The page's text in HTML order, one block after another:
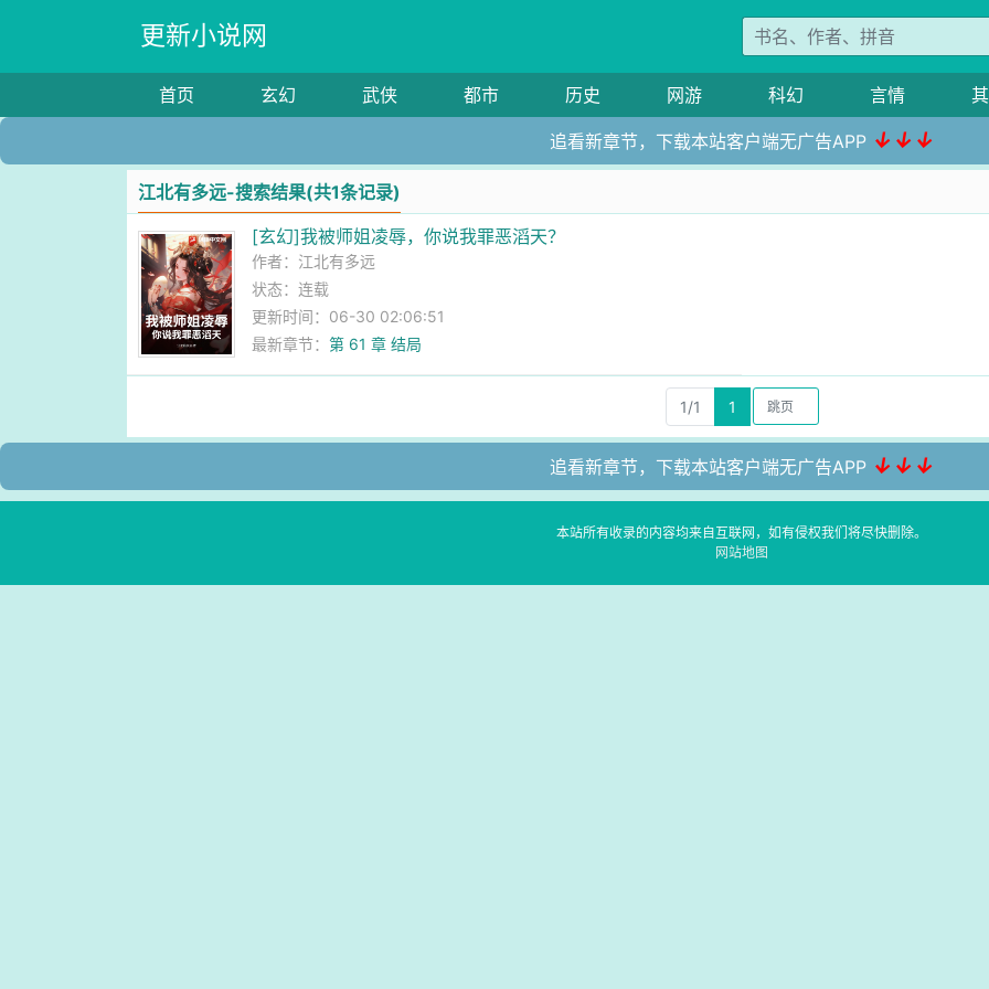
更新小说网
首页 玄幻 武侠 都市 历史 网游 科幻 言情
追看新章节，下载本站客户端无广告APP ↓↓↓
江北有多远-搜索结果(共1条记录)
[玄幻]我被师姐凌辱，你说我罪恶滔天？
作者： 江北有多远
状态：连载
更新时间：06-30 02:06:51
最新章节：第 61 章 结局
1/1 1
追看新章节，下载本站客户端无广告APP ↓↓↓
本站所有收录的内容均来自互联网，如有侵权我们将尽快删除。
网站地图